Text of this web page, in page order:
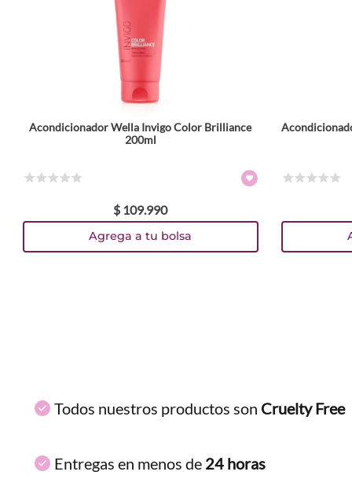
Acondicionador Wella Invigo Color Brilliance
200ml
$ 109.990
Agrega a tu bolsa
Todos nuestros productos son Cruelty Free
Entregas en menos de 24 horas